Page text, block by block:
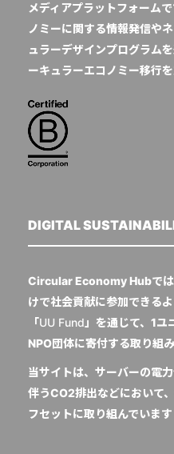
メディアプラットフォーム
ノミーに関する情報発信や
ュラーデザインプログラム
ーキュラーエコノミー移行を
DIGITAL
Circular Economy Hubでは
けで社会貢献に参加できる
「UU Fund 」を通じて、1ユ
NPO団体に寄付する取り組み
当サイトは、サーバーの電
伴うCO2排出などにおいて
フセットに取り組んでいます